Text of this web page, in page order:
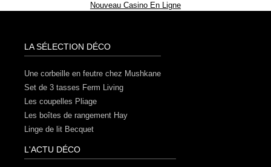
Nouveau Casino En Ligne
LA SÉLECTION DÉCO
Une corbeille en feutre chez Mushkane
Set de 3 tasses Ferm Living
Les coupelles Pliage
Les boîtes de rangement Hay
Linge de lit Becquet
L'ACTU DÉCO